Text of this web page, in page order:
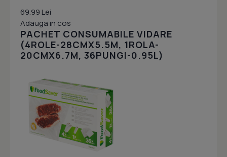
69.99 Lei
Adauga in cos
PACHET CONSUMABILE VIDARE
(4ROLE-28CMX5.5M, 1ROLA-
20CMX6.7M, 36PUNGI-0.95L)